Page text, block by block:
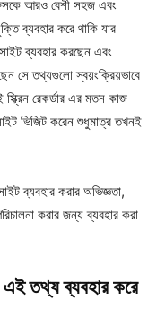
আরও বেশী সহজ এবং
ব্যবহার করে থাকি যার
ব্যবহার করছেন এবং
সে তথ্যগুলো স্বয়ংক্রিয়ভাবে
রেকর্ডার এর মতন কাজ
ভিজিট করেন শুধুমাত্র তখনই
ব্যবহার করার অভিজ্ঞতা,
করার জন্য ব্যবহার করা
তথ্য ব্যবহার করে